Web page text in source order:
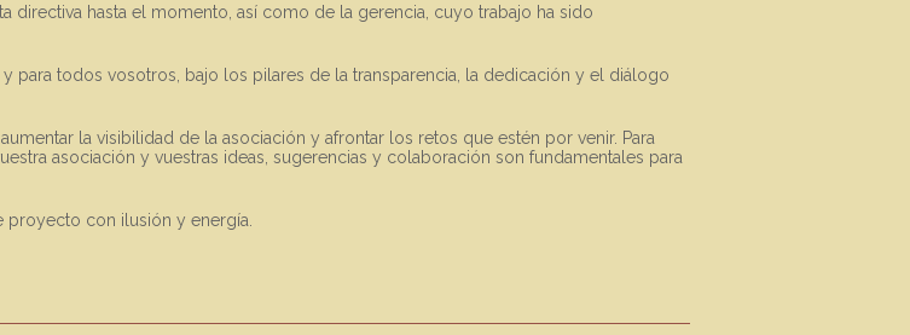
directiva hasta el momento, así como de la gerencia, cuyo trabajo ha sido
todos vosotros, bajo los pilares de la transparencia, la dedicación y el diálogo
la visibilidad de la asociación y afrontar los retos que estén por venir. Para
asociación y vuestras ideas, sugerencias y colaboración son fundamentales para
proyecto con ilusión y energía.